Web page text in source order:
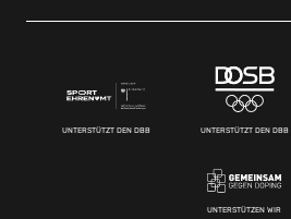
UNTERSTÜTZT DEN DBB UNTERSTÜTZT DEN DBB
UNTERSTÜTZEN WIR